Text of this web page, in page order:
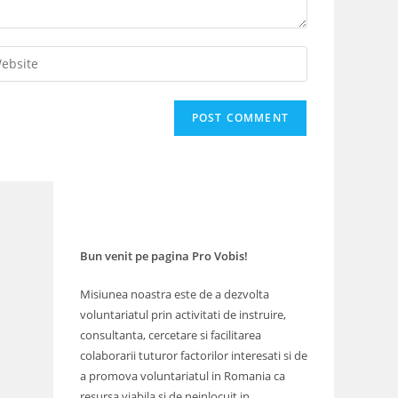
Bun venit pe pagina Pro Vobis!
Misiunea noastra este de a dezvolta
voluntariatul prin activitati de instruire,
consultanta, cercetare si facilitarea
colaborarii tuturor factorilor interesati si de
a promova voluntariatul in Romania ca